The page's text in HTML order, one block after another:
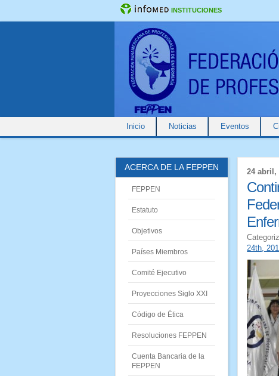
INSTITUCIONES
Inicio Noticias Eventos
24 abril,
24th,
ACERCA DE LA FEPPEN
FEPPEN
Estatuto
Objetivos
Países Miembros
Comité Ejecutivo
Proyecciones Siglo XXI
Código de Ética
Resoluciones FEPPEN
Cuenta Bancaria de la
FEPPEN